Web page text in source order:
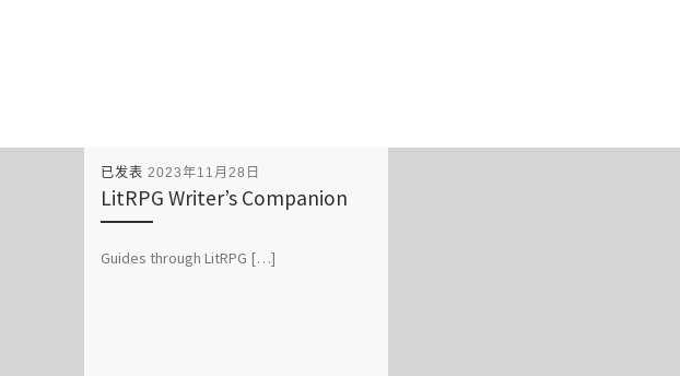
已发表 2023年11月28日
LitRPG Writer’s Companion
Guides through LitRPG […]